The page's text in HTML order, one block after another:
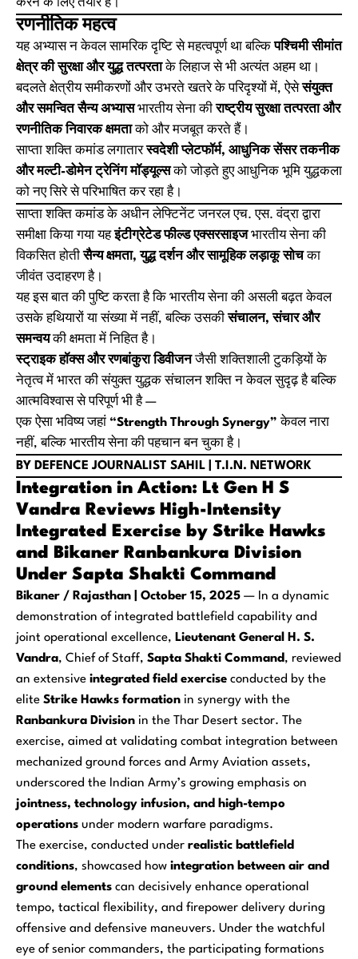
करने के लिए तैयार है।
रणनीतिक महत्व
यह अभ्यास न केवल सामरिक दृष्टि से महत्वपूर्ण था बल्किपश्चिमी सीमांत
क्षेत्र की सुरक्षा और युद्ध तत्परताके लिहाज से भी अत्यंत अहम था।
बदलते क्षेत्रीय समीकरणों और उभरते खतरे के परिदृश्यों में, ऐसेसंयुक्त
और समन्वित सैन्य अभ्यासभारतीय सेना कीराष्ट्रीय सुरक्षा तत्परता और
रणनीतिक निवारक क्षमताको और मजबूत करते हैं।
साप्ता शक्ति कमांड लगातारस्वदेशी प्लेटफॉर्म, आधुनिक सेंसर तकनीक
और मल्टी-डोमेन ट्रेनिंग मॉड्यूल्सको जोड़ते हुए आधुनिक भूमि युद्धकला
को नए सिरे से परिभाषित कर रहा है।
साप्ता शक्ति कमांड के अधीन लेफ्टिनेंट जनरल एच. एस. वंद्रा द्वारा
समीक्षा किया गया यहइंटीग्रेटेड फील्ड एक्सरसाइजभारतीय सेना की
विकसित होतीसैन्य क्षमता, युद्ध दर्शन और सामूहिक लड़ाकू सोचका
जीवंत उदाहरण है।
यह इस बात की पुष्टि करता है कि भारतीय सेना की असली बढ़त केवल
उसके हथियारों या संख्या में नहीं, बल्कि उसकीसंचालन, संचार और
समन्वयकी क्षमता में निहित है।
स्ट्राइक हॉक्स और रणबांकुरा डिवीजनजैसी शक्तिशाली टुकड़ियों के
नेतृत्व में भारत की संयुक्त युद्धक संचालन शक्ति न केवल सुदृढ़ है बल्कि
आत्मविश्वास से परिपूर्ण भी है —
एक ऐसा भविष्य जहां “Strength Through Synergy” केवल नारा
नहीं, बल्कि भारतीय सेना की पहचान बन चुका है।
BY DEFENCE JOURNALIST SAHIL | T.I.N. NETWORK
Integration in Action: Lt Gen H S
Vandra Reviews High-Intensity
Integrated Exercise by Strike Hawks
and Bikaner Ranbankura Division
Under Sapta Shakti Command
Bikaner / Rajasthan | October 15, 2025 — In a dynamic
demonstration of integrated battlefield capability and
joint operational excellence, Lieutenant General H. S.
Vandra, Chief of Staff, Sapta Shakti Command , reviewed
an extensive integrated field exercise conducted by the
elite Strike Hawks formation in synergy with the
Ranbankura Division in the Thar Desert sector. The
exercise, aimed at validating combat integration between
mechanized ground forces and Army Aviation assets,
underscored the Indian Army’s growing emphasis on
jointness, technology infusion, and high-tempo
operations under modern warfare paradigms.
The exercise, conducted under realistic battlefield
conditions, showcased how integration between air and
ground elements can decisively enhance operational
tempo, tactical flexibility, and firepower delivery during
offensive and defensive maneuvers. Under the watchful
eye of senior commanders, the participating formations